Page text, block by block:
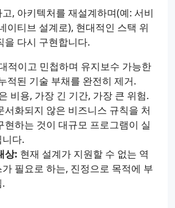
, 아키텍처를 재설계하며(예: 서비
이티브 설계로), 현대적인 스택 위
을 다시 구현합니다.
적이고 민첩하며 유지보수 가능한
적된 기술 부채를 완전히 제거.
비용, 가장 긴 기간, 가장 큰 위험.
서화되지 않은 비즈니스 규칙을 처
현하는 것이 대규모 프로그램이 실
다.
상: 현재 설계가 지원할 수 없는 역
필요로 하는, 진정으로 목적에 부